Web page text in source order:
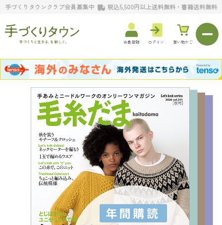
手づくりタウンクラブ会員募集中 税込5,500円以上送料無料・書籍送料無料
会員登録 ログイン 買い物かご